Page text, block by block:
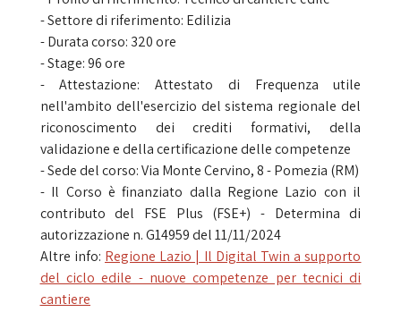
- Settore di riferimento: Edilizia
- Durata corso: 320 ore
- Stage: 96 ore
- Attestazione: Attestato di Frequenza utile
nell'ambito dell'esercizio del sistema regionale del
riconoscimento dei crediti formativi, della
validazione e della certificazione delle competenze
- Sede del corso: Via Monte Cervino, 8 - Pomezia (RM)
- Il Corso è finanziato dalla Regione Lazio con il
contributo del FSE Plus (FSE+) - Determina di
autorizzazione n. G14959 del 11/11/2024
Altre info: Regione Lazio | Il Digital Twin a supporto
del ciclo edile - nuove competenze per tecnici di
cantiere